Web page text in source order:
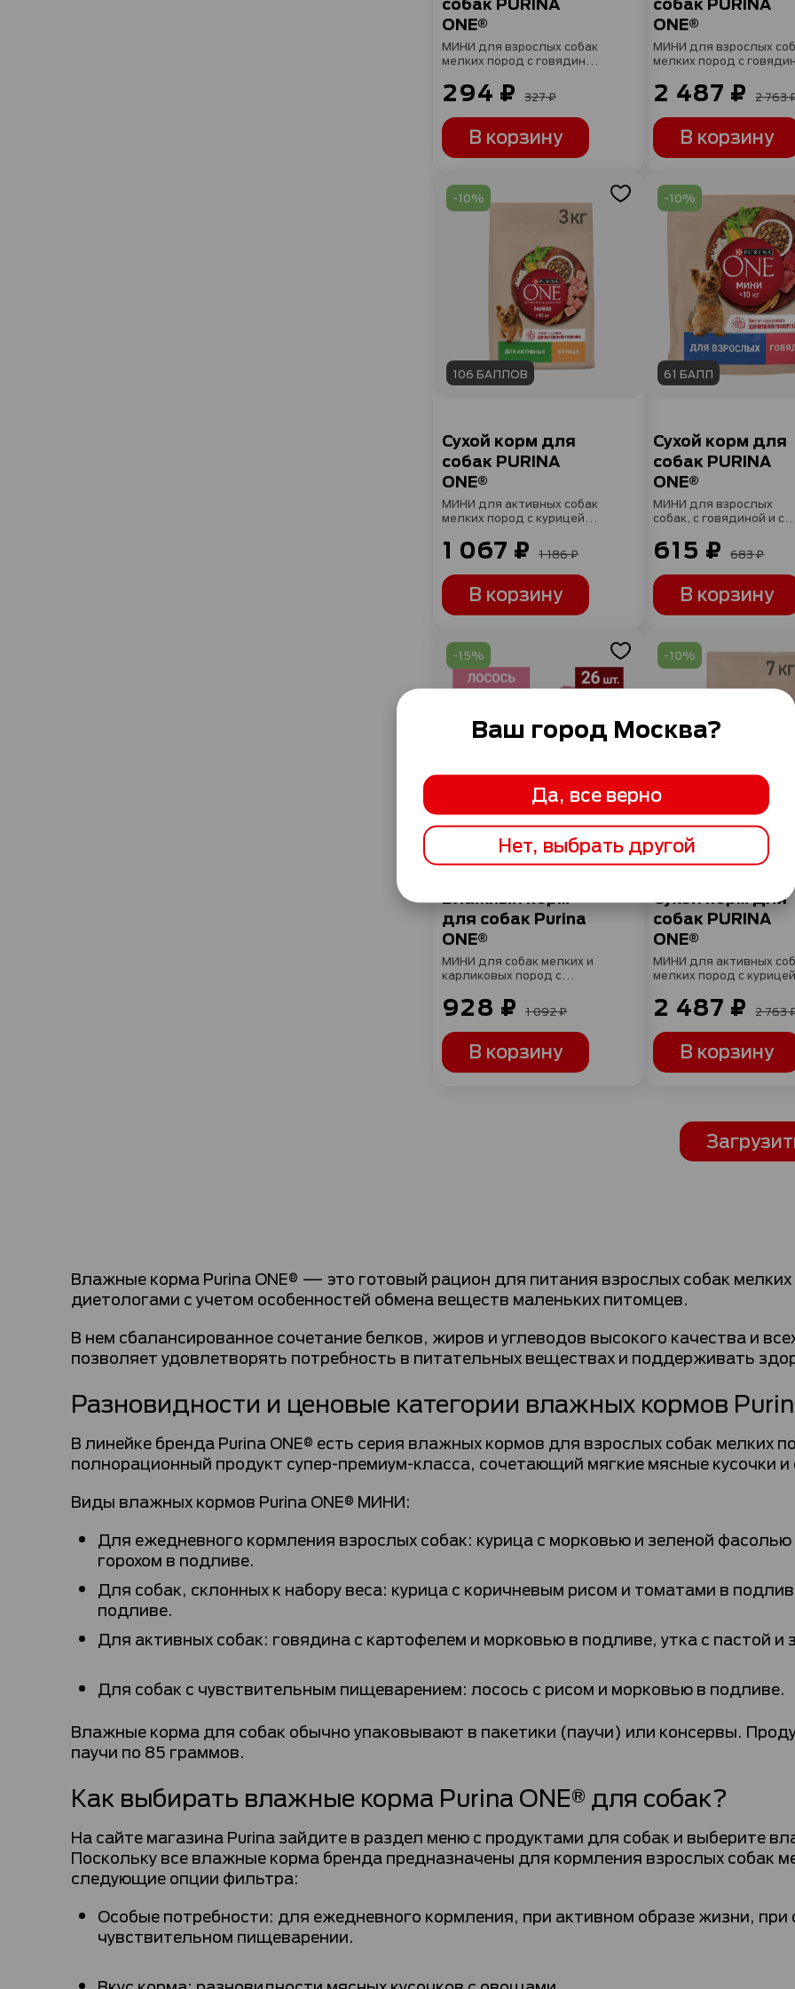
Ваш город Москва?
Да, все верно
Нет, выбрать другой
ONE®
МИНИ для взрослых собак
мелких пород с говядиной
294 ₽ 327 ₽
В корзину
ONE®
МИНИ для взрослых
мелких пород с
2 487 ₽ 2 763
В корзину
-10%
106 БАЛЛОВ
Сухой корм для
собак PURINA
ONE®
МИНИ для активных собак
мелких пород с курицей и
1 067 ₽ 1 186 ₽
В корзину
-10%
61 БАЛЛ
Сухой корм для
собак PURINA
ONE®
МИНИ для взрослых
собак, с говядиной и с
615 ₽ 683 ₽
В корзину
-15%
92 БАЛЛА
Влажный корм
для собак Purina
ONE®
МИНИ для собак мелких и
карликовых пород с
пищеварением с лососем,
рисом и морковью в соусе
85 г x 26 шт
928 ₽ 1 092 ₽
В корзину
-10%
248 БАЛЛОВ
Сухой корм для
собак PURINA
ONE®
МИНИ для активных
мелких пород с курицей
2 487 ₽ 2 763
В корзину
Влажные корма Purina ONE® — это готовый рацион для питания взрослых собак
диетологами с учетом особенностей обмена веществ маленьких питомцев.
В нем сбалансированное сочетание белков, жиров и углеводов высокого качества и
позволяет удовлетворять потребность в питательных веществах и поддерживать
Разновидности и ценовые категории влажных кормов
В линейке бренда Purina ONE® есть серия влажных кормов для взрослых собак
полнорационный продукт супер-премиум-класса, сочетающий мягкие мясные кусочки
Виды влажных кормов Purina ONE® МИНИ:
Для ежедневного кормления взрослых собак: курица с морковью и зеленой
горохом в подливе.
Для собак, склонных к набору веса: курица с коричневым рисом и томатами в
подливе.
Для активных собак: говядина с картофелем и морковью в подливе, утка с пастой и
Для собак с чувствительным пищеварением: лосось с рисом и морковью в подливе.
Влажные корма для собак обычно упаковывают в пакетики (паучи) или консервы.
паучи по 85 граммов.
Как выбирать влажные корма Purina ONE® для собак?
На сайте магазина Purina зайдите в раздел меню с продуктами для собак и выберите
Поскольку все влажные корма бренда предназначены для кормления взрослых собак
следующие опции фильтра:
Особые потребности: для ежедневного кормления, при активном образе жизни, при
чувствительном пищеварении.